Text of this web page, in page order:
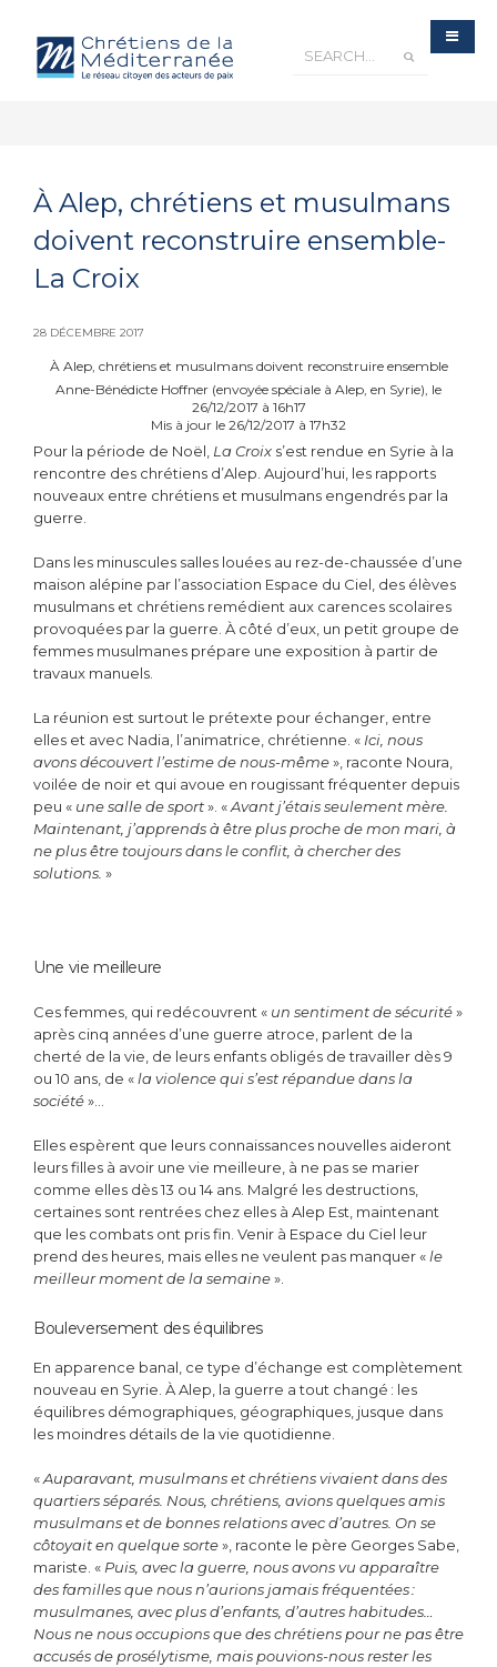
À Alep, chrétiens et musulmans
doivent reconstruire ensemble-
La Croix
28 DÉCEMBRE 2017
À Alep, chrétiens et musulmans doivent reconstruire ensemble
Anne-Bénédicte Hoffner (envoyée spéciale à Alep, en Syrie), le
26/12/2017 à 16h17
Mis à jour le 26/12/2017 à 17h32
Pour la période de Noël, La Croix s’est rendue en Syrie à la
rencontre des chrétiens d’Alep. Aujourd’hui, les rapports
nouveaux entre chrétiens et musulmans engendrés par la
guerre.
Dans les minuscules salles louées au rez-de-chaussée d’une
maison alépine par l’association Espace du Ciel, des élèves
musulmans et chrétiens remédient aux carences scolaires
provoquées par la guerre. À côté d’eux, un petit groupe de
femmes musulmanes prépare une exposition à partir de
travaux manuels.
La réunion est surtout le prétexte pour échanger, entre
elles et avec Nadia, l’animatrice, chrétienne. « Ici, nous
avons découvert l’estime de nous-même», raconte Noura,
voilée de noir et qui avoue en rougissant fréquenter depuis
peu « une salle de sport». «Avant j’étais seulement mère.
Maintenant, j’apprends à être plus proche de mon mari, à
ne plus être toujours dans le conflit, à chercher des
solutions. »
Une vie meilleure
Ces femmes, qui redécouvrent « un sentiment de sécurité»
après cinq années d’une guerre atroce, parlent de la
cherté de la vie, de leurs enfants obligés de travailler dès 9
ou 10 ans, de «la violence qui s’est répandue dans la
société»…
Elles espèrent que leurs connaissances nouvelles aideront
leurs filles à avoir une vie meilleure, à ne pas se marier
comme elles dès 13 ou 14 ans. Malgré les destructions,
certaines sont rentrées chez elles à Alep Est, maintenant
que les combats ont pris fin. Venir à Espace du Ciel leur
prend des heures, mais elles ne veulent pas manquer «le
meilleur moment de la semaine».
Bouleversement des équilibres
En apparence banal, ce type d’échange est complètement
nouveau en Syrie. À Alep, la guerre a tout changé : les
équilibres démographiques, géographiques, jusque dans
les moindres détails de la vie quotidienne.
«Auparavant, musulmans et chrétiens vivaient dans des
quartiers séparés. Nous, chrétiens, avions quelques amis
musulmans et de bonnes relations avec d’autres. On se
côtoyait en quelque sorte», raconte le père Georges Sabe,
mariste. « Puis, avec la guerre, nous avons vu apparaître
des familles que nous n’aurions jamais fréquentées :
musulmanes, avec plus d’enfants, d’autres habitudes…
Nous ne nous occupions que des chrétiens pour ne pas être
accusés de prosélytisme, mais pouvions-nous rester les